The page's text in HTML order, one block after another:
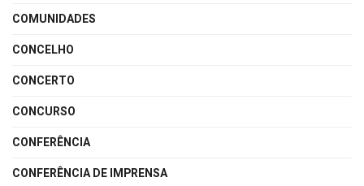
COMUNIDADES
CONCELHO
CONCERTO
CONCURSO
CONFERÊNCIA
CONFERÊNCIA DE IMPRENSA